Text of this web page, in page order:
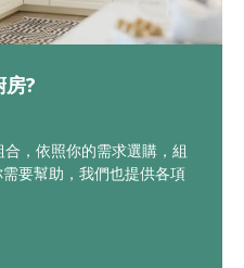
?
，依照你的需求選購，組
要幫助，我們也提供各項